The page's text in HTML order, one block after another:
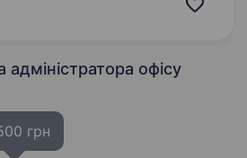
офісу
грн